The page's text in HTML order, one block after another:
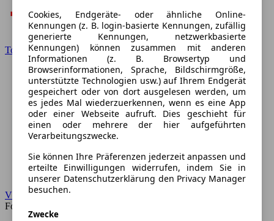
Toyota
VW
Forum
Cookies, Endgeräte- oder ähnliche Online-
Kennungen (z. B. login-basierte Kennungen, zufällig
generierte Kennungen, netzwerkbasierte
Kennungen) können zusammen mit anderen
Informationen (z. B. Browsertyp und
Browserinformationen, Sprache, Bildschirmgröße,
unterstützte Technologien usw.) auf Ihrem Endgerät
gespeichert oder von dort ausgelesen werden, um
es jedes Mal wiederzuerkennen, wenn es eine App
oder einer Webseite aufruft. Dies geschieht für
einen oder mehrere der hier aufgeführten
Verarbeitungszwecke.
Sie können Ihre Präferenzen jederzeit anpassen und
erteilte Einwilligungen widerrufen, indem Sie in
unserer Datenschutzerklärung den Privacy Manager
besuchen.
Zwecke